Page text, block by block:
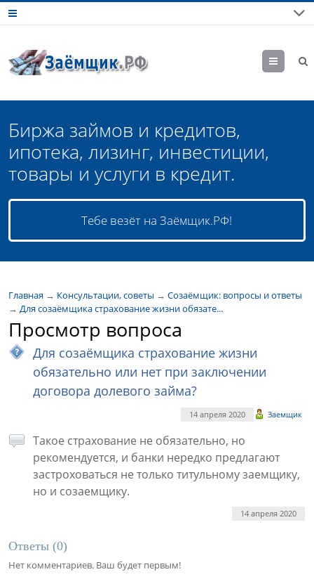
Биржа займов и кредитов,
ипотека, лизинг, инвестиции,
товары и услуги в кредит.
Тебе везёт на Заёмщик.РФ!
Главная → Консультации, советы →Созаёмщик: вопросы и ответы
→ Для созаёмщика страхование жизни обязате...
Просмотр вопроса
Для созаёмщика страхование жизни
обязательно или нет при заключении
договора долевого займа?
Заемщик
14 апреля 2020
Такое страхование не обязательно, но
рекомендуется, и банки нередко предлагают
застроховаться не только титульному заемщику,
но и созаемщику.
14 апреля 2020
Ответы (0)
Нет комментариев. Ваш будет первым!